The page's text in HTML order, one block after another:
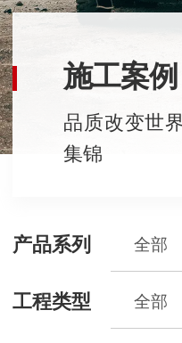
施工案例
品质改变世
集锦
产品系列 全部
工程类型 全部